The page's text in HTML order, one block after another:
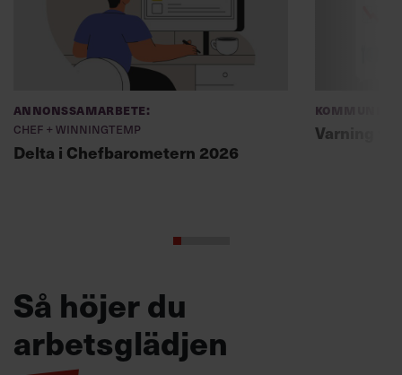
Annonssamarbete:
Chef + Winningtemp
Delta i Chefbarometern 2026
Varning
Så höjer du
arbetsglädjen